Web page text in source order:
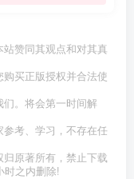
赞同其观点和对其真
买正版授权并合法使
。将会第一时间解
考、学习，不存在任
原著所有，禁止下载
时之内删除!